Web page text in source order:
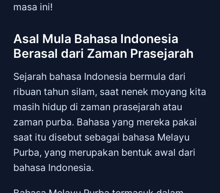
masa ini!
Asal Mula Bahasa Indonesia
Berasal dari Zaman Prasejarah
Sejarah bahasa Indonesia bermula dari
ribuan tahun silam, saat nenek moyang kita
masih hidup di zaman prasejarah atau
zaman purba. Bahasa yang mereka pakai
saat itu disebut sebagai bahasa Melayu
Purba, yang merupakan bentuk awal dari
bahasa Indonesia.